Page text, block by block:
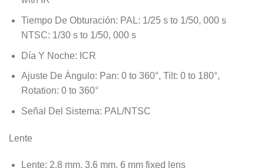
Tiempo De Obturación: PAL: 1/25 s to 1/50, 000 s
NTSC: 1/30 s to 1/50, 000 s
Día Y Noche: ICR
Ajuste De Ángulo: Pan: 0 to 360°, Tilt: 0 to 180°,
Rotation: 0 to 360°
Señal Del Sistema: PAL/NTSC
Lente
Lente: 2.8 mm, 3.6 mm, 6 mm fixed lens